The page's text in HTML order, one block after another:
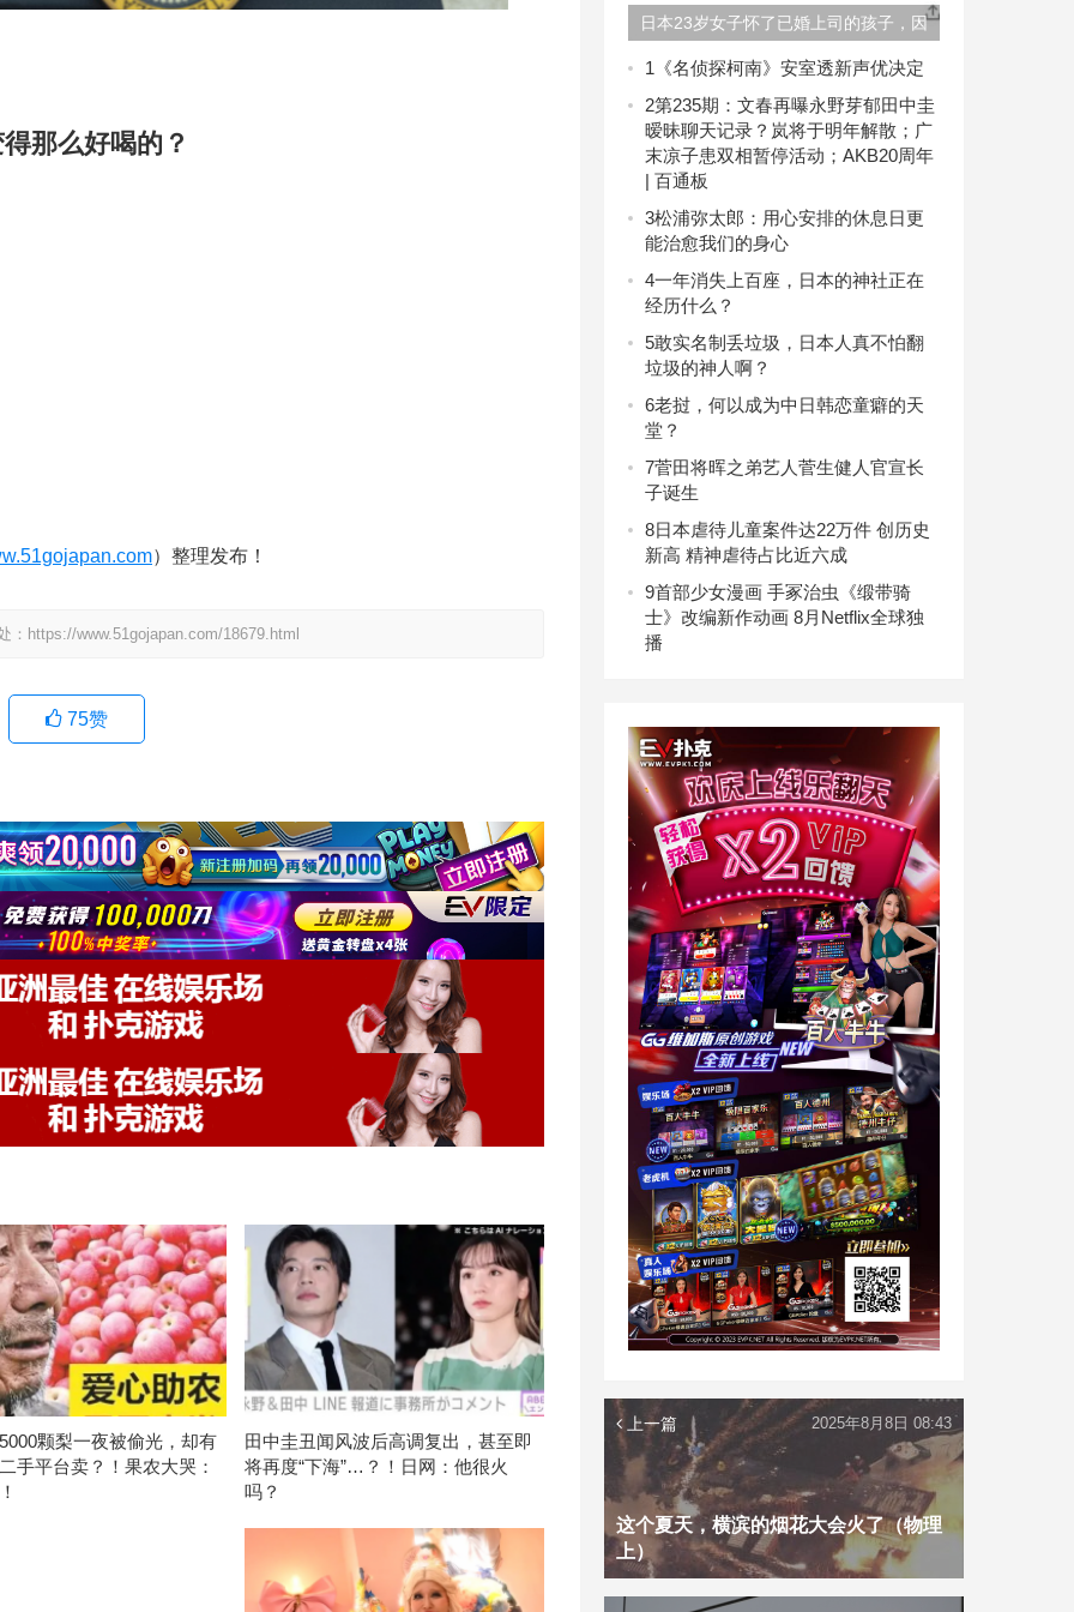
那么好喝的？
）整理发布！
https://www.51gojapan.com/18679.html
75赞
颗梨一夜被偷光，却有
手平台卖？！果农大哭：
田中圭丑闻风波后高调复出，甚至即
将再度“下海”…？！日网：他很火
吗？
日本23岁女子怀了已婚上司的孩子，因
「怕被讨厌」生下埋停车场，不敢告诉
生父。
1 《名侦探柯南》安室透新声优决定
2第235期：文春再曝永野芽郁田中圭
暧昧聊天记录？岚将于明年解散；广
末凉子患双相暂停活动；AKB20周年
| 百通板
3松浦弥太郎：用心安排的休息日更
能治愈我们的身心
4一年消失上百座，日本的神社正在
经历什么？
5敢实名制丢垃圾，日本人真不怕翻
垃圾的神人啊？
6老挝，何以成为中日韩恋童癖的天
堂？
7菅田将晖之弟艺人菅生健人官宣长
子诞生
8日本虐待儿童案件达22万件 创历史
新高 精神虐待占比近六成
9首部少女漫画 手冢治虫《缎带骑
士》改编新作动画 8月Netflix全球独
播
上一篇
这个夏天，横滨的烟花大会火了（物理
上）
2025年8月8日 08:43